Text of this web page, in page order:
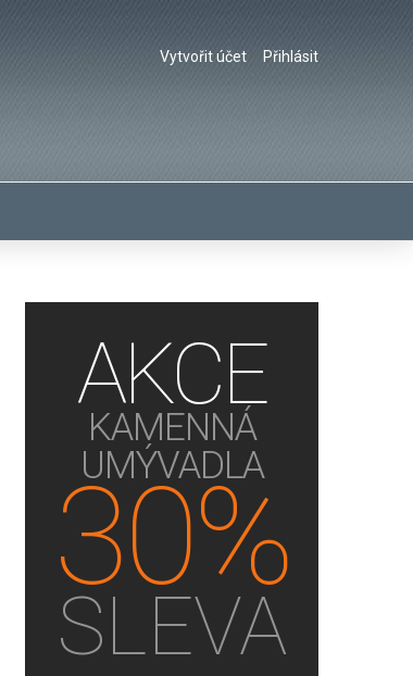
Přihlásit
Vytvořit účet
AKCE
KAMENNÁ
UMÝVADLA
30%
SLEVA